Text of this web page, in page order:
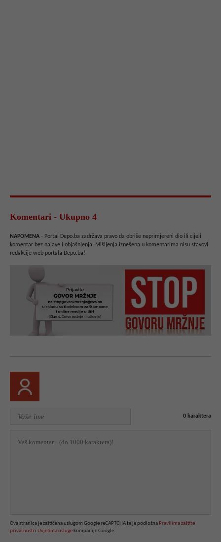
Komentari - Ukupno 4
NAPOMENA - Portal Depo.ba zadržava pravo da obriše neprimjereni dio ili cijeli
komentar bez najave i objašnjenja. Mišljenja iznešena u komentarima nisu stavovi
redakcije web portala Depo.ba!
0 karaktera
Ova stranica je zaštićena uslugom Google reCAPTCHA te je podložna Pravilima zaštite
privatnosti i Uvjetima usluge kompanije Google.